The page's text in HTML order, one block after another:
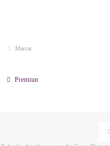
Marcar.
Premiun